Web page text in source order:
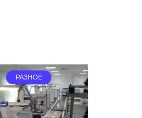
РАЗНОЕ